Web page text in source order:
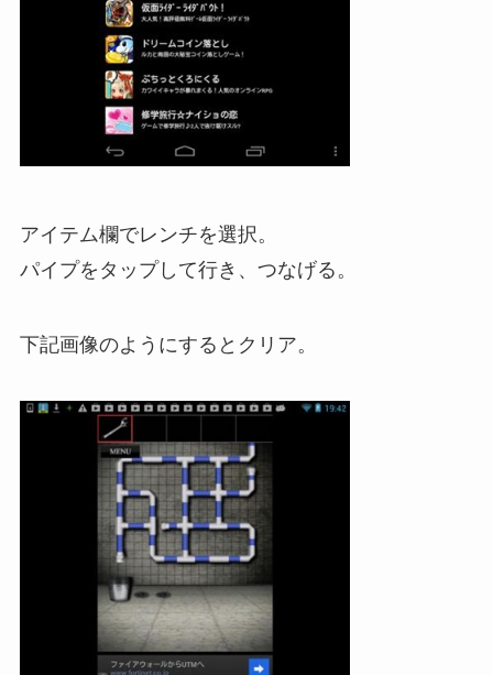
アイテム欄でレンチを選択。
パイプをタップして行き、つなげる。
下記画像のようにするとクリア。